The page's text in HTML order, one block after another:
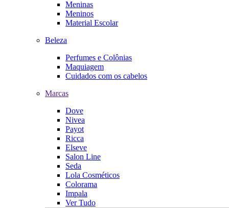
Meninas
Meninos
Material Escolar
Beleza
Perfumes e Colônias
Maquiagem
Cuidados com os cabelos
Marcas
Dove
Nivea
Payot
Ricca
Elseve
Salon Line
Seda
Lola Cosméticos
Colorama
Impala
Ver Tudo